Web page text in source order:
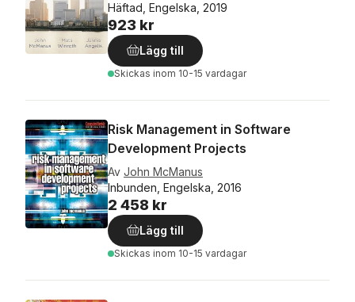
Häftad, Engelska, 2019
923 kr
Lägg till
Skickas inom 10-15 vardagar
Risk Management in Software
Development Projects
Av John McManus
Inbunden, Engelska, 2016
2 458 kr
Lägg till
Skickas inom 10-15 vardagar